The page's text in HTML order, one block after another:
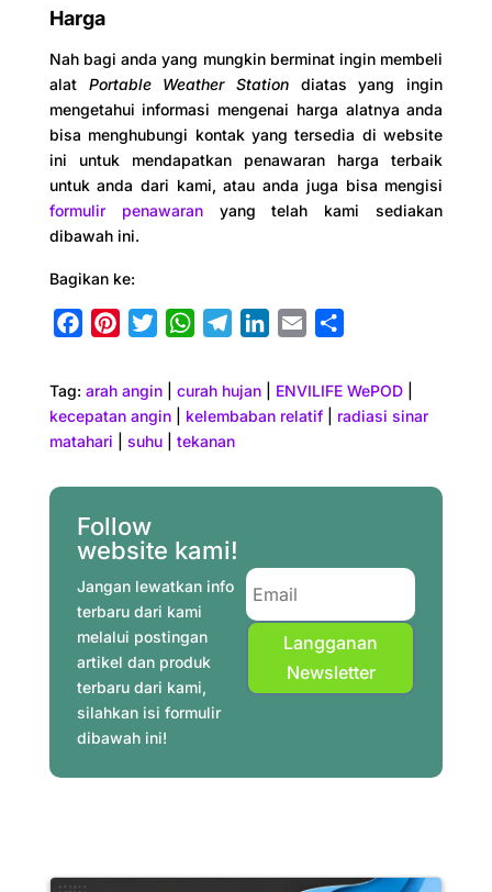
Harga
Nah bagi anda yang mungkin berminat ingin membeli
alat Portable Weather Station diatas yang ingin
mengetahui informasi mengenai harga alatnya anda
bisa menghubungi kontak yang tersedia di website
ini untuk mendapatkan penawaran harga terbaik
untuk anda dari kami, atau anda juga bisa mengisi
formulir penawaranyang telah kami sediakan
dibawah ini.
Bagikan ke:
e
b
o
k
t
e
e
s
t
t
t
r
W
t
s
p
e
g
a
n
k
I
a
i
a
r
Tag: arah angin| curah hujan| ENVILIFE WePOD|
kecepatan angin| kelembaban relatif| radiasi sinar
matahari
suhu| tekanan
Follow
website kami!
Jangan lewatkan info
terbaru dari kami
melalui postingan
artikel dan produk
terbaru dari kami,
silahkan isi formulir
dibawah ini!
Langganan
Newsletter